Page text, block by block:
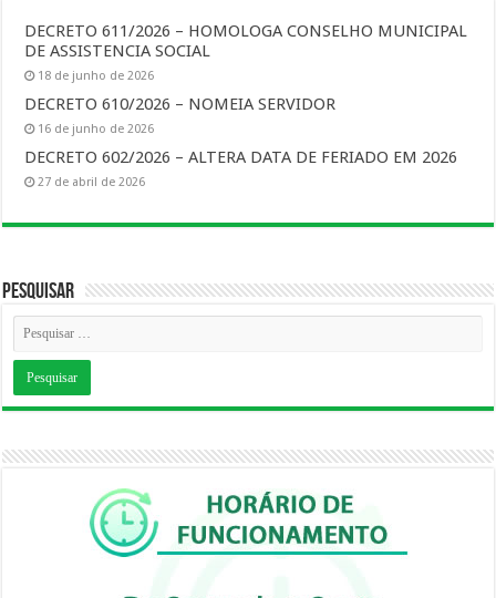
DECRETO 611/2026 – HOMOLOGA CONSELHO MUNICIPAL
DE ASSISTENCIA SOCIAL
18 de junho de 2026
DECRETO 610/2026 – NOMEIA SERVIDOR
16 de junho de 2026
DECRETO 602/2026 – ALTERA DATA DE FERIADO EM 2026
27 de abril de 2026
Pesquisar